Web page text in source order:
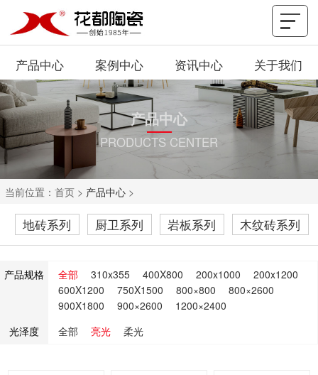
产品中心 案例中心 资讯中心 关于我们
产品中心
PRODUCTS CENTER
当前位置： 首页 > 产品中心 >
地砖系列 厨卫系列 岩板系列 木纹砖系列
产品规格 全部 310x355 400X800 200x1000
200x1200
600X1200
750X1500 800×800
800×2600
900X1800
900×2600
1200×2400
光泽度
全部 亮光 柔光